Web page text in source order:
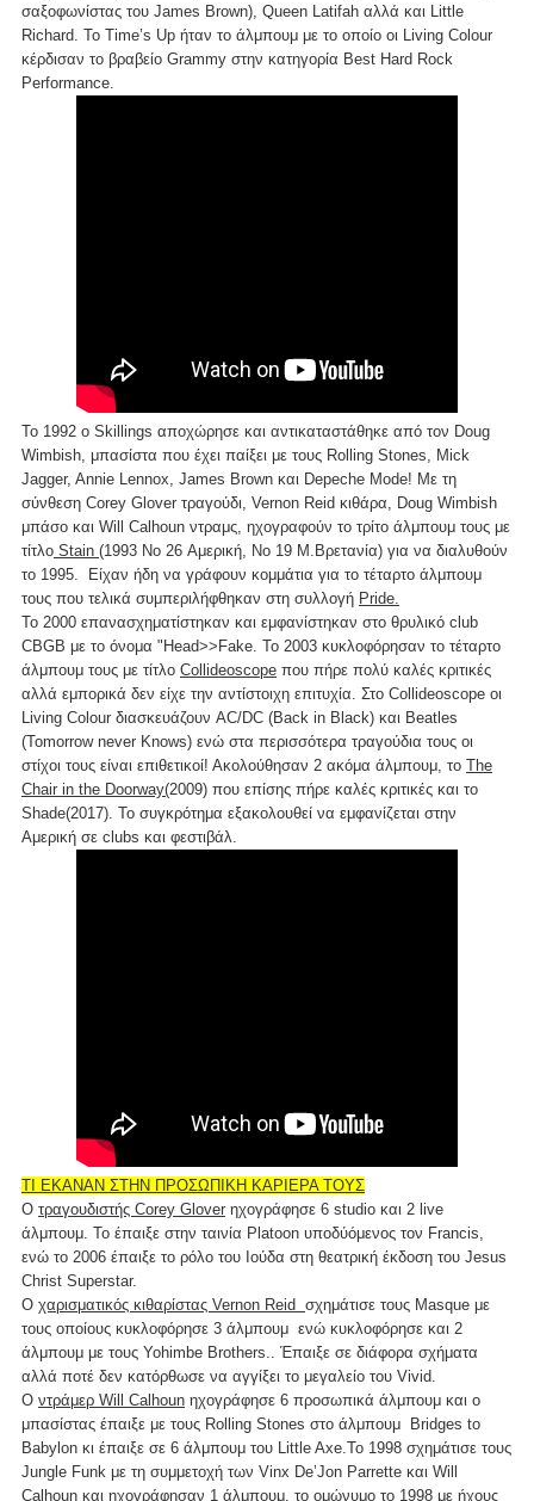
σαξοφωνίστας του James Brown), Queen Latifah αλλά και Little
Richard. To Time’s Up ήταν το άλμπουμ με το οποίο οι Living Colour
κέρδισαν το βραβείο Grammy στην κατηγορία Best Hard Rock
Performance.
Το 1992 ο Skillings αποχώρησε και αντικαταστάθηκε από τον Doug
Wimbish, μπασίστα που έχει παίξει με τους Rolling Stones, Mick
Jagger, Annie Lennox, James Brown και Depeche Mode! Με τη
σύνθεση Corey Glover τραγούδι, Vernon Reid κιθάρα, Doug Wimbish
μπάσο και Will Calhoun ντραμς, ηχογραφούν το τρίτο άλμπουμ τους με
τίτλο Stain (1993 No 26 Αμερική, Νο 19 Μ.Βρετανία) για να διαλυθούν
το 1995. Είχαν ήδη να γράφουν κομμάτια για το τέταρτο άλμπουμ
τους που τελικά συμπεριλήφθηκαν στη συλλογή Pride.
Το 2000 επανασχηματίστηκαν και εμφανίστηκαν στο θρυλικό club
CBGB με το όνομα "Head>>Fake. To 2003 κυκλοφόρησαν το τέταρτο
άλμπουμ τους με τίτλο Collideoscope που πήρε πολύ καλές κριτικές
αλλά εμπορικά δεν είχε την αντίστοιχη επιτυχία. Στο Collideoscope οι
Living Colour διασκευάζουν AC/DC (Back in Black) και Beatles
(Tomorrow never Knows) ενώ στα περισσότερα τραγούδια τους οι
στίχοι τους είναι επιθετικοί! Ακολούθησαν 2 ακόμα άλμπουμ, το The
Chair in the Doorway(2009) που επίσης πήρε καλές κριτικές και το
Shade(2017). Το συγκρότημα εξακολουθεί να εμφανίζεται στην
Αμερική σε clubs και φεστιβάλ.
ΤΙ ΕΚΑΝΑΝ ΣΤΗΝ ΠΡΟΣΩΠΙΚΗ ΚΑΡΙΕΡΑ ΤΟΥΣ
Ο τραγουδιστής Corey Glover ηχογράφησε 6 studio και 2 live
άλμπουμ. Το έπαιξε στην ταινία Platoon υποδύόμενος τον Francis,
ενώ το 2006 έπαιξε το ρόλο του Ιούδα στη θεατρική έκδοση του Jesus
Christ Superstar.
Ο χαρισματικός κιθαρίστας Vernon Reid σχημάτισε τους Masque με
τους οποίους κυκλοφόρησε 3 άλμπουμ ενώ κυκλοφόρησε και 2
άλμπουμ με τους Yohimbe Brothers.. Έπαιξε σε διάφορα σχήματα
αλλά ποτέ δεν κατόρθωσε να αγγίξει το μεγαλείο του Vivid.
O ντράμερ Will Calhoun ηχογράφησε 6 προσωπικά άλμπουμ και ο
μπασίστας έπαιξε με τους Rolling Stones στο άλμπουμ Bridges to
Babylon κι έπαιξε σε 6 άλμπουμ του Little Axe.To 1998 σχημάτισε τους
Jungle Funk με τη συμμετοχή των Vinx De’Jon Parrette και Will
Calhoun και ηχογράφησαν 1 άλμπουμ, το ομώνυμο το 1998 με ήχους